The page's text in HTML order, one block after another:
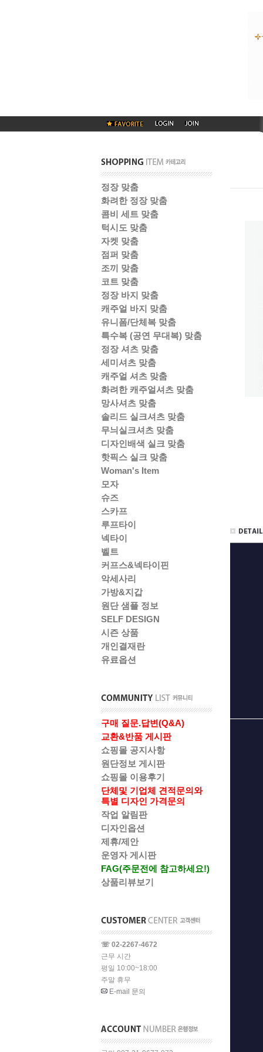
정장 맞춤
화려한 정장 맞춤
콤비 세트 맞춤
턱시도 맞춤
자켓 맞춤
점퍼 맞춤
조끼 맞춤
코트 맞춤
정장 바지 맞춤
캐주얼 바지 맞춤
유니폼/단체복 맞춤
특수복 (공연 무대복) 맞춤
정장 셔츠 맞춤
세미셔츠 맞춤
캐주얼 셔츠 맞춤
화려한 캐주얼셔츠 맞춤
망사셔츠 맞춤
솔리드 실크셔츠 맞춤
무늬실크셔츠 맞춤
디자인배색 실크 맞춤
핫픽스 실크 맞춤
Woman's Item
모자
슈즈
스카프
루프타이
넥타이
벨트
커프스&넥타이핀
악세사리
가방&지갑
원단 샘플 정보
SELF DESIGN
시즌 상품
개인결재란
유료옵션
구매 질문.답변(Q&A)
교환&반품 게시판
쇼핑몰 공지사항
원단정보 게시판
쇼핑몰 이용후기
단체및 기업체 견적문의와
특별 디자인 가격문의
작업 알림판
디자인옵션
제휴/제안
운영자 게시판
FAG(주문전에 참고하세요!)
상품리뷰보기
☏ 02-2267-4672
근무 시간
평일 10:00~18:00
주말 휴무
E-mail 문의